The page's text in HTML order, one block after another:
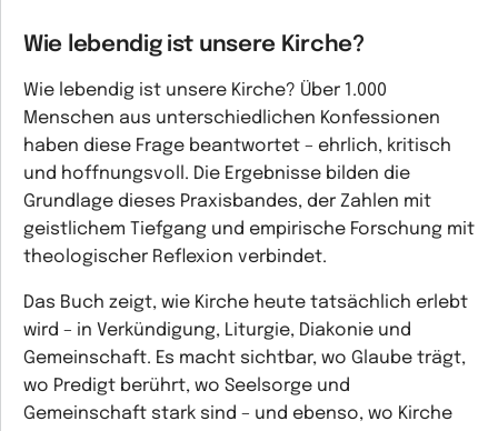
Wie lebendig ist unsere Kirche?
Wie lebendig ist unsere Kirche? Über 1.000
Menschen aus unterschiedlichen Konfessionen
haben diese Frage beantwortet – ehrlich, kritisch
und hoffnungsvoll. Die Ergebnisse bilden die
Grundlage dieses Praxisbandes, der Zahlen mit
geistlichem Tiefgang und empirische Forschung mit
theologischer Reflexion verbindet.
Das Buch zeigt, wie Kirche heute tatsächlich erlebt
wird – in Verkündigung, Liturgie, Diakonie und
Gemeinschaft. Es macht sichtbar, wo Glaube trägt,
wo Predigt berührt, wo Seelsorge und
Gemeinschaft stark sind – und ebenso, wo Kirche